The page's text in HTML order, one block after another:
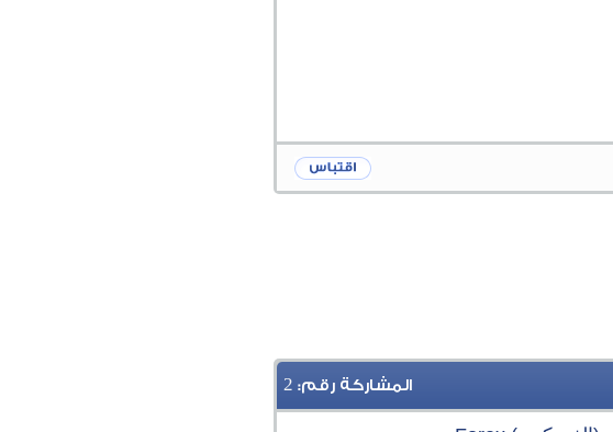
المشاركة رقم: 2